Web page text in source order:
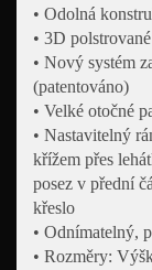
• Odolná
• 3D
• Nový systém
(patentováno)
• Velké otočné
• Nastavitelný
křížem přes
posez v přední
křeslo
• Odnímatelný,
• Rozměry: